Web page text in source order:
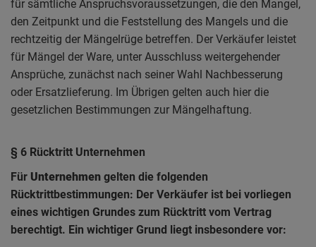
für sämtliche Anspruchsvoraussetzungen, die den Mangel,
den Zeitpunkt und die Feststellung des Mangels und die
rechtzeitig der Mängelrüge betreffen. Der Verkäufer leistet
für Mängel der Ware, unter Ausschluss weitergehender
Ansprüche, zunächst nach seiner Wahl Nachbesserung
oder Ersatzlieferung. Im Übrigen gelten auch hier die
gesetzlichen Bestimmungen zur Mängelhaftung.
§ 6 Rücktritt Unternehmen
Für Unternehmen gelten die folgenden
Rücktrittbestimmungen: Der Verkäufer ist bei vorliegen
eines wichtigen Grundes zum Rücktritt vom Vertrag
berechtigt. Ein wichtiger Grund liegt insbesondere vor: